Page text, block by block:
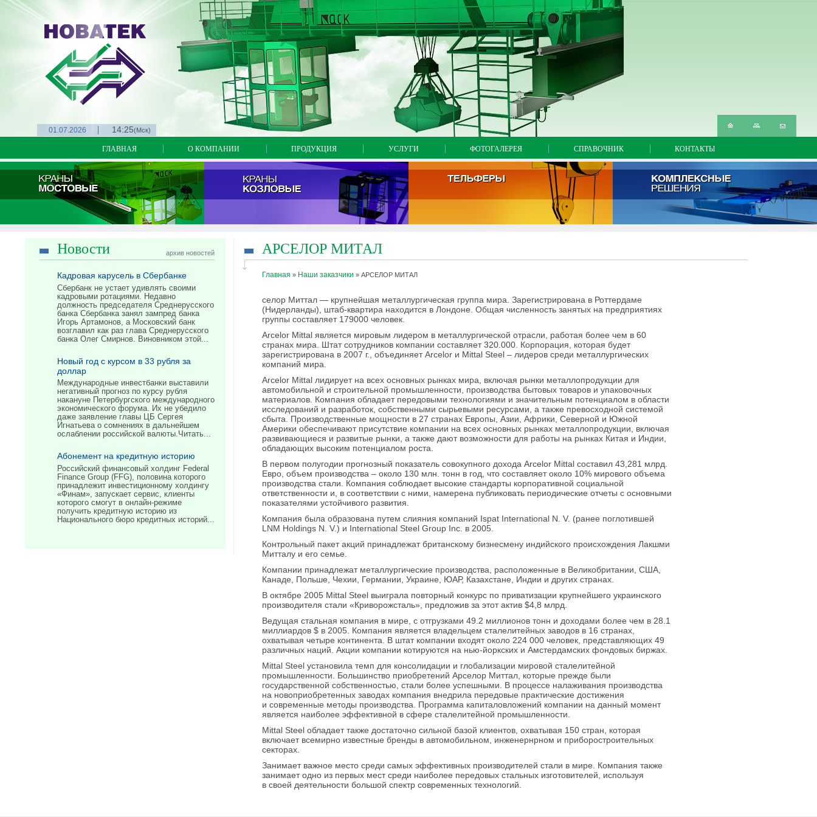
01.07.2026 14:25(Мск)
на главнуюкарта сайтанаписать нам
ГЛАВНАЯ О КОМПАНИИ ПРОДУКЦИЯ УСЛУГИ ФОТОГАЛЕРЕЯ СПРАВОЧНИК КОНТАКТЫ
Новости архив новостей
Кадровая карусель в Сбербанке
Сбербанк не устает удивлять своими
кадровыми ротациями. Недавно
должность председателя Среднерусского
банка Сбербанка занял зампред банка
Игорь Артамонов, а Московский банк
возглавил как раз глава Среднерусского
банка Олег Смирнов. Виновником этой...
Новый год с курсом в 33 рубля за
доллар
Международные инвестбанки выставили
негативный прогноз по курсу рубля
накануне Петербургского международного
экономического форума. Их не убедило
даже заявление главы ЦБ Сергея
Игнатьева о сомнениях в дальнейшем
ослаблении российской валюты.Читать...
Абонемент на кредитную историю
Российский финансовый холдинг Federal
Finance Group (FFG), половина которого
принадлежит инвестиционному холдингу
«Финам», запускает сервис, клиенты
которого смогут в онлайн-режиме
получить кредитную историю из
Национального бюро кредитных историй...
АРСЕЛОР МИТАЛ
Главная » Наши заказчики » АРСЕЛОР МИТАЛ
селор Миттал — крупнейшая металлургическая группа мира. Зарегистрирована в Роттердаме
(Нидерланды), штаб-квартира находится в Лондоне. Общая численность занятых на предприятиях
группы составляет 179000 человек.
Arcelor Mittal является мировым лидером в металлургической отрасли, работая более чем в 60
странах мира. Штат сотрудников компании составляет 320.000. Корпорация, которая будет
зарегистрирована в 2007 г., объединяет Arcelor и Mittal Steel – лидеров среди металлургических
компаний мира.
Arcelor Mittal лидирует на всех основных рынках мира, включая рынки металлопродукции для
автомобильной и строительной промышленности, производства бытовых товаров и упаковочных
материалов. Компания обладает передовыми технологиями и значительным потенциалом в области
исследований и разработок, собственными сырьевыми ресурсами, а также превосходной системой
сбыта. Производственные мощности в 27 странах Европы, Азии, Африки, Северной и Южной
Америки обеспечивают присутствие компании на всех основных рынках металлопродукции, включая
развивающиеся и развитые рынки, а также дают возможности для работы на рынках Китая и Индии,
обладающих высоким потенциалом роста.
В первом полугодии прогнозный показатель совокупного дохода Arcelor Mittal составил 43,281 млрд.
Евро, объем производства – около 130 млн. тонн в год, что составляет около 10% мирового объема
производства стали. Компания соблюдает высокие стандарты корпоративной социальной
ответственности и, в соответствии с ними, намерена публиковать периодические отчеты с основными
показателями устойчивого развития.
Компания была образована путем слияния компаний Ispat International N. V. (ранее поглотившей
LNM Holdings N. V.) и International Steel Group Inc. в 2005.
Контрольный пакет акций принадлежат британскому бизнесмену индийского происхождения Лакшми
Митталу и его семье.
Компании принадлежат металлургические производства, расположенные в Великобритании, США,
Канаде, Польше, Чехии, Германии, Украине, ЮАР, Казахстане, Индии и других странах.
В октябре 2005 Mittal Steel выиграла повторный конкурс по приватизации крупнейшего украинского
производителя стали «Криворожсталь», предложив за этот актив $4,8 млрд.
Ведущая стальная компания в мире, с отгрузками 49.2 миллионов тонн и доходами более чем в 28.1
миллиардов $ в 2005. Компания является владельцем сталелитейных заводов в 16 странах,
охватывая четыре континента. В штат компании входят около 224 000 человек, представляющих 49
различных наций. Акции компании котируются на нью-йоркских и Амстердамских фондовых биржах.
Mittal Steel установила темп для консолидации и глобализации мировой сталелитейной
промышленности. Большинство приобретений Арселор Миттал, которые прежде были
государственной собственностью, стали более успешными. В процессе налаживания производства
на новоприобретенных заводах компания внедрила передовые практические достижения
и современные методы производства. Программа капиталовложений компании на данный момент
является наиболее эффективной в сфере сталелитейной промышленности.
Mittal Steel обладает также достаточно сильной базой клиентов, охватывая 150 стран, которая
включает всемирно известные бренды в автомобильном, инженернрном и приборостроительных
секторах.
Занимает важное место среди самых эффективных производителей стали в мире. Компания также
занимает одно из первых мест среди наиболее передовых стальных изготовителей, используя
в своей деятельности большой спектр современных технологий.